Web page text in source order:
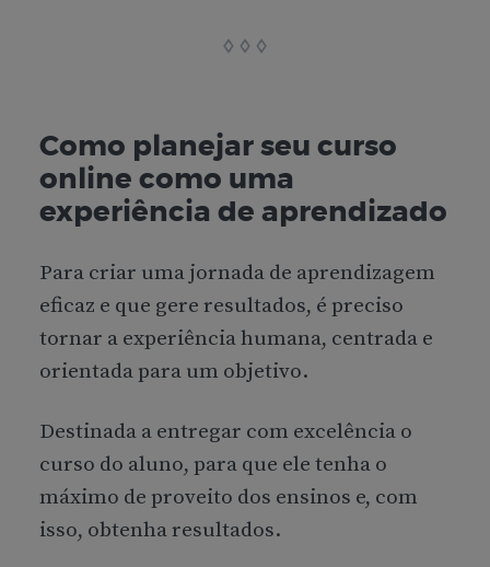
Como planejar seu curso
online como uma
experiência de aprendizado
Para criar uma jornada de aprendizagem
eficaz e que gere resultados, é preciso
tornar a experiência humana, centrada e
orientada para um objetivo.
Destinada a entregar com excelência o
curso do aluno, para que ele tenha o
máximo de proveito dos ensinos e, com
isso, obtenha resultados.